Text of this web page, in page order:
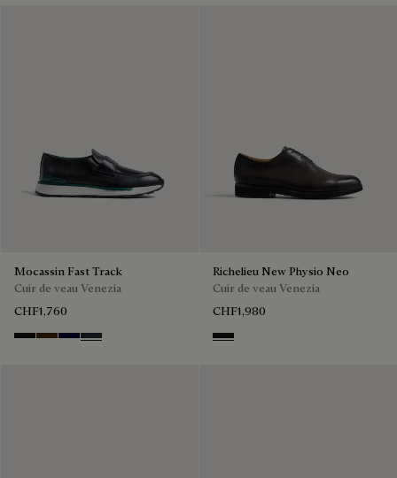
Mocassin Fast Track
Cuir de veau Venezia
CHF1,760
Nero Grigio
Marrone Intenso
Nero BluNero Fume
Richelieu New Physio Neo
Cuir de veau Venezia
CHF1,980
NERO GRIGIO